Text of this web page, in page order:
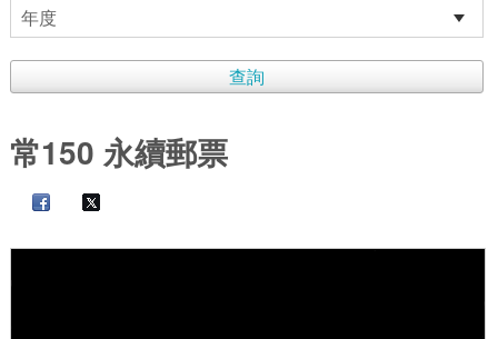
常150 永續郵票